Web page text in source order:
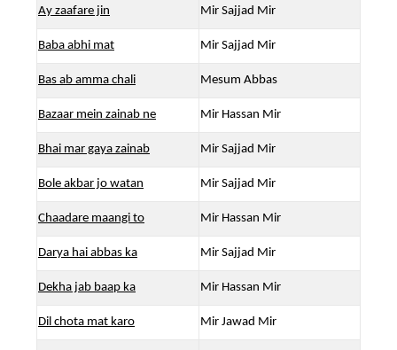
Ay zaafare jin Mir Sajjad Mir
Baba abhi mat Mir Sajjad Mir
Bas ab amma chali Mesum Abbas
Bazaar mein zainab ne Mir Hassan Mir
Bhai mar gaya zainab Mir Sajjad Mir
Bole akbar jo watan Mir Sajjad Mir
Chaadare maangi to Mir Hassan Mir
Darya hai abbas ka Mir Sajjad Mir
Dekha jab baap ka Mir Hassan Mir
Dil chota mat karo Mir Jawad Mir